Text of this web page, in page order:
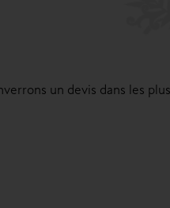
un devis dans les plus